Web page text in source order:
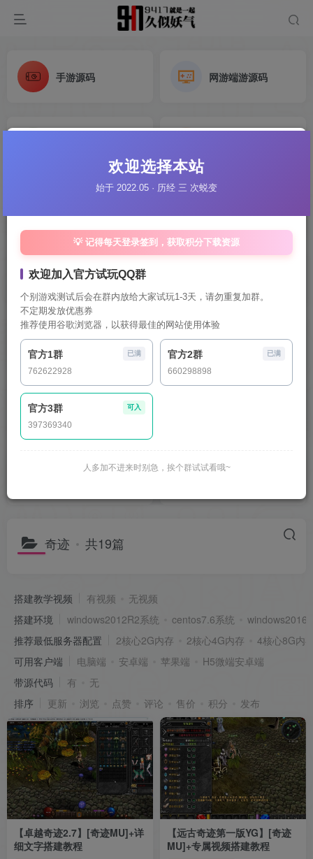
手游源码 网游端游源码
传奇手游
传奇世界手游
奇迹 共19篇
搭建教学视频 有视频
无视频
搭建环境
windows2012R2系统 centos7.6系统
windows2016
推荐最低服务器配置
2核心2G内存 2核心4G内存
4核心8G内
可用客户端
电脑端 安卓端 苹果端
H5微端安卓端
带源代码
有
无
排序
更新 浏览 点赞 评论 售价 积分 发布
【卓越奇迹2.7】[奇迹MU]+详
细文字搭建教程
【远古奇迹第一版YG】[奇迹
MU]+专属视频搭建教程
欢迎选择本站
始于 2022.05 · 历经 三 次蜕变
💡 记得每天登录签到，获取积分下载资源
欢迎加入官方试玩QQ群
个别游戏测试后会在群内放给大家试玩1-3天，请勿重复加群。
不定期发放优惠券
推荐使用谷歌浏览器，以获得最佳的网站使用体验
官方1群
762622928
已满 官方2群
660298898
已满
官方3群
397369340
可入
人多加不进来时别急，挨个群试试看哦~